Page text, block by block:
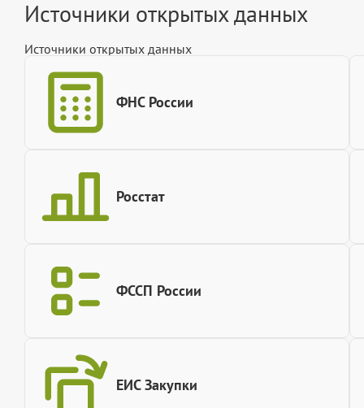
Источники открытых данных
Источники открытых данных
ФНС России
Росстат
ФССП России
ЕИС Закупки